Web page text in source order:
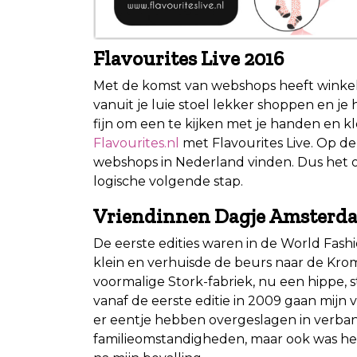
Flavourites Live 2016
Met de komst van webshops heeft
vanuit je luie stoel lekker shoppen en je
fijn om een te kijken met je handen en
Flavourites.nl met Flavourites Live. Op
webshops in Nederland vinden. Dus het
logische volgende stap.
Vriendinnen Dagje
De eerste edities waren in de World
klein en verhuisde de beurs naar de
voormalige Stork-fabriek, nu een
vanaf de eerste editie in 2009 gaan mijn
er eentje hebben overgeslagen in
familieomstandigheden, maar ook was